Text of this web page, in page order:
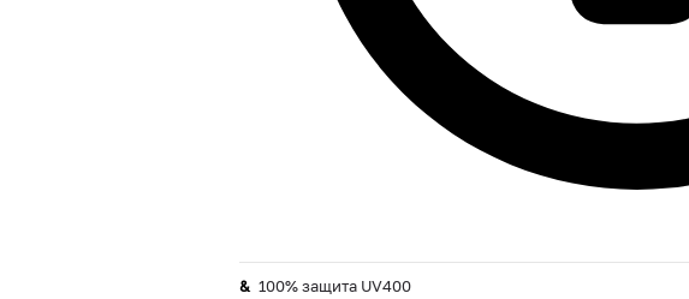
100% защита UV400